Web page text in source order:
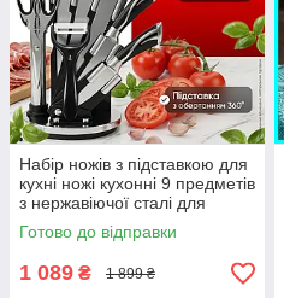
Набір ножів з підставкою для
кухні ножі кухонні 9 предметів
з нержавіючої сталі для
нарізання обробки
оброблення продуктів
Готово до відправки
1 089 ₴ 1 899 ₴